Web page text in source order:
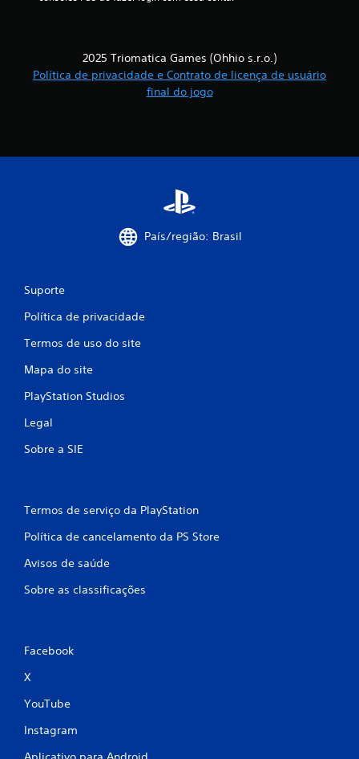
2025 Triomatica Games (Ohhio s.r.o.)
Política de privacidade e Contrato de licença de usuário
final do jogo
País/região: Brasil
Suporte
Política de privacidade
Termos de uso do site
Mapa do site
PlayStation Studios
Legal
Sobre a SIE
Termos de serviço da PlayStation
Política de cancelamento da PS Store
Avisos de saúde
Sobre as classificações
Facebook
X
YouTube
Instagram